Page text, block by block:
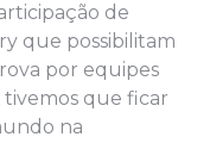
de
que possibilitam
por equipes
tivemos que ficar
na